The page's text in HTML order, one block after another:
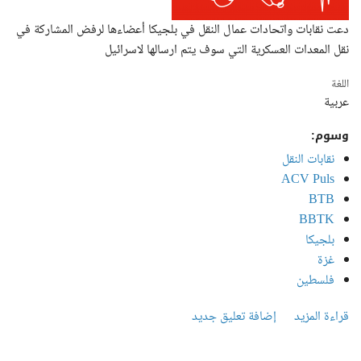
دعت نقابات واتحادات عمال النقل في بلجيكا أعضاءها لرفض المشاركة في
نقل المعدات العسكرية التي سوف يتم ارسالها لاسرائيل
‏اللغة ‏
عربية
وسوم:
نقابات النقل
ACV Puls
BTB
BBTK
بلجيكا
غزة
فلسطين
قراءة المزيد حول النقابات العمالية البلجيكية ترفض نقل أسلحة لاسرائيل
إضافة تعليق جديد